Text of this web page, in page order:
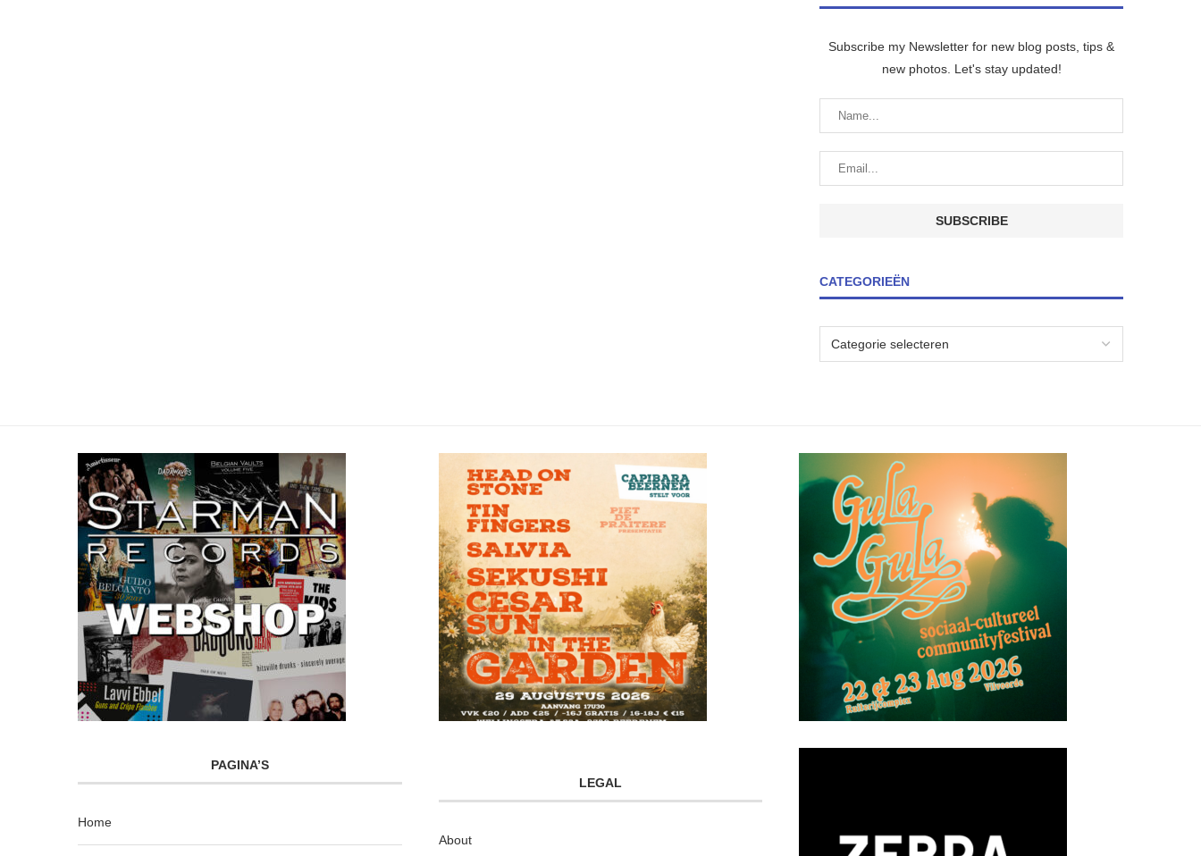
Subscribe my Newsletter for new blog posts, tips &
new photos. Let's stay updated!
CATEGORIEËN
PAGINA’S
Home
LEGAL
About